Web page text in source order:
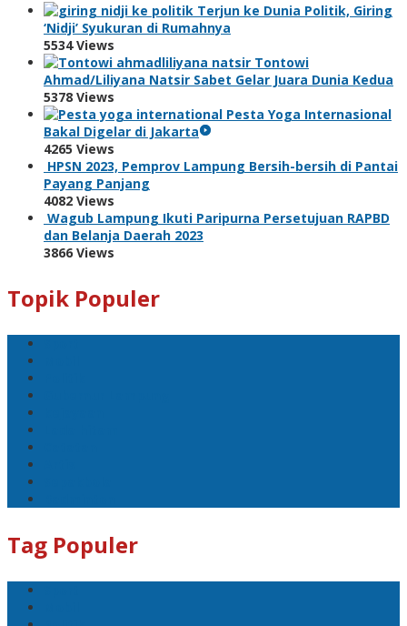
Terjun ke Dunia Politik, Giring
‘Nidji’ Syukuran di Rumahnya
5534 Views
Tontowi
Ahmad/Liliyana Natsir Sabet Gelar Juara Dunia Kedua
5378 Views
Pesta Yoga Internasional
Bakal Digelar di Jakarta
4265 Views
HPSN 2023, Pemprov Lampung Bersih-bersih di Pantai
Payang Panjang
4082 Views
Wagub Lampung Ikuti Paripurna Persetujuan RAPBD
dan Belanja Daerah 2023
3866 Views
Topik Populer
Tag Populer